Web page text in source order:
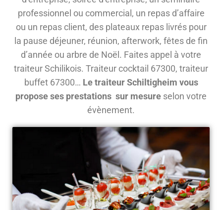
professionnel ou commercial, un repas d’affaire
ou un repas client, des plateaux repas livrés pour
la pause déjeuner, réunion, afterwork, fêtes de fin
d’année ou arbre de Noël. Faites appel à votre
traiteur Schilikois. Traiteur cocktail 67300, traiteur
buffet 67300… Le traiteur Schiltigheim vous
propose ses prestations sur mesure selon votre
évènement.